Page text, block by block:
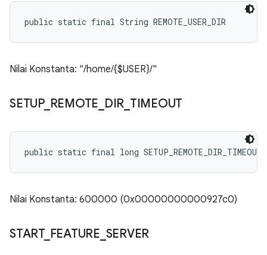
public static final String REMOTE_USER_DIR
Nilai Konstanta: "/home/{$USER}/"
SETUP_ REMOTE DIR TIMEOUT
public static final long SETUP_REMOTE_DIR_TIMEOUT
Nilai Konstanta: 600000 (0x00000000000927c0)
START_ FEATURE SERVER